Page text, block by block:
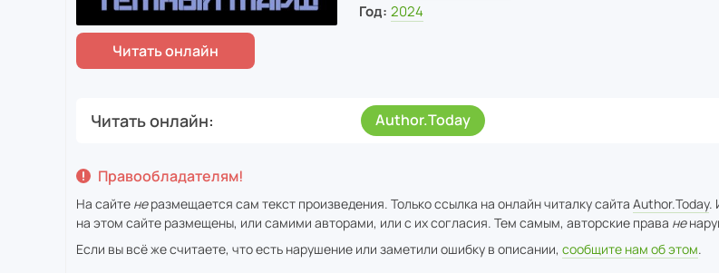
Год: 2024
Читать онлайн Author.Today
Правообладателям!
На сайте неразмещается сам текст произведения. Только ссылка на онлайн читалку сайта Author.Today.
на этом сайте размещены, или самими авторами, или с их согласия. Тем самым, авторские права не
Если вы всё же считаете, что есть нарушение или заметили ошибку в описании, сообщите нам об этом.